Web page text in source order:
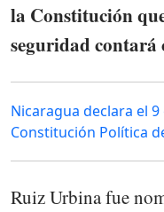
la Constitución
seguridad contará
Nicaragua declara el
Constitución Política
Ruiz Urbina fue